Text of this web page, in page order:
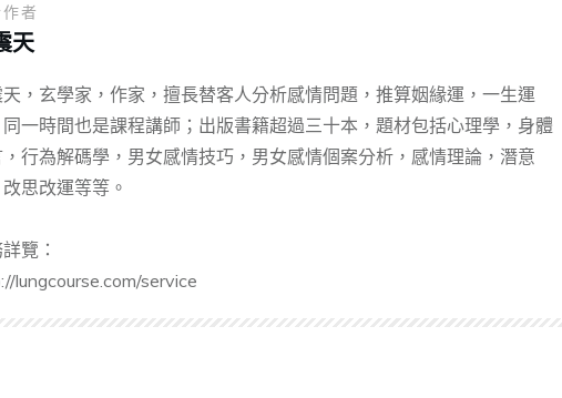
者
天
，玄學家，作家，擅長替客人分析感情問題，推算姻緣運，一生運
一時間也是課程講師；出版書籍超過三十本，題材包括心理學，身體
行為解碼學，男女感情技巧，男女感情個案分析，感情理論，潛意
思改運等等。
覽：
lungcourse.com/service